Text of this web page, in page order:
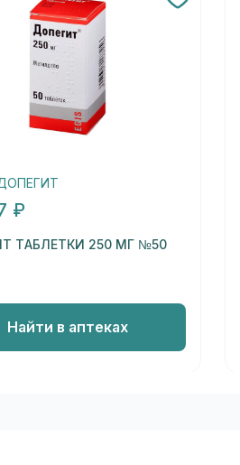
₽
ТАБЛЕТКИ 250 МГ №50
Найти в аптеках